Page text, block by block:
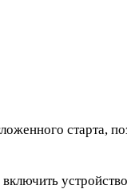
старта,